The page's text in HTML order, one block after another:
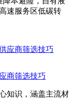
速服务区低碳转
商筛选技巧
知识，涵盖主流材